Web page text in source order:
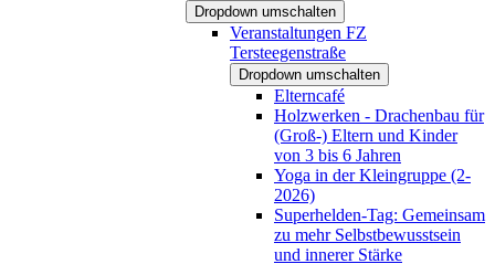
Dropdown umschalten
Veranstaltungen FZ
Tersteegenstraße
Dropdown umschalten
Elterncafé
Holzwerken - Drachenbau für
(Groß-) Eltern und Kinder
von 3 bis 6 Jahren
Yoga in der Kleingruppe (2-
2026)
Superhelden-Tag: Gemeinsam
zu mehr Selbstbewusstsein
und innerer Stärke